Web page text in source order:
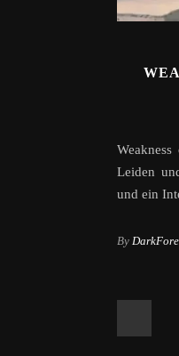
Leiden
und ein
By